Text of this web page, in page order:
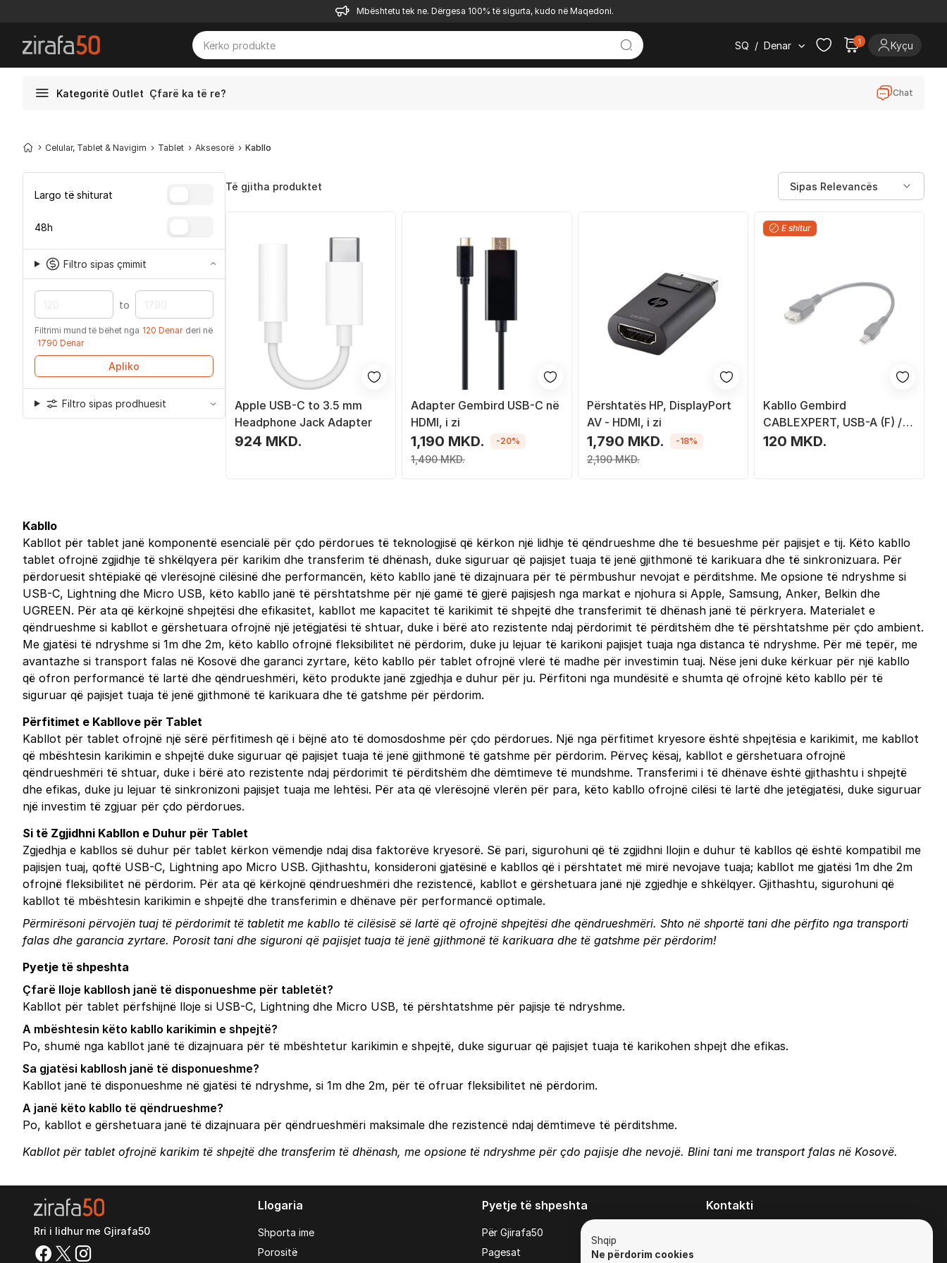
Mbështetu tek ne. Dërgesa 100% të sigurta, kudo në Maqedoni.
SQ / Denar 1 Kyçu
Kategoritë Outlet Çfarë ka të re? Chat
Celular, Tablet & Navigim Tablet Aksesorë Kabllo
Largo të shiturat
48h
Filtro sipas çmimit
to
Filtrimi mund të bëhet nga 120 Denar deri në
1790 Denar
Apliko
Filtro sipas prodhuesit
Të gjitha produktet
Apple USB-C to 3.5 mm
Headphone Jack Adapter
924 MKD.
Adapter Gembird USB-C në
HDMI, i zi
1,190 MKD.
1,490 MKD.
-20%
Përshtatës HP, DisplayPort
AV - HDMI, i zi
1,790 MKD.
2,190 MKD.
-18%
E shitur
Kabllo Gembird
CABLEXPERT, USB-A (F) /
Micro USB (M), OTG, për
120 MKD.
Kabllo
Kabllot për tablet janë komponentë esencialë për çdo përdorues të teknologjisë që kërkon një lidhje të qëndrueshme dhe të besueshme për pajisjet e tij. Këto kabllo
tablet ofrojnë zgjidhje të shkëlqyera për karikim dhe transferim të dhënash, duke siguruar që pajisjet tuaja të jenë gjithmonë të karikuara dhe të sinkronizuara. Për
përdoruesit shtëpiakë që vlerësojnë cilësinë dhe performancën, këto kabllo janë të dizajnuara për të përmbushur nevojat e përditshme. Me opsione të ndryshme si
USB-C, Lightning dhe Micro USB, këto kabllo janë të përshtatshme për një gamë të gjerë pajisjesh nga markat e njohura si Apple, Samsung, Anker, Belkin dhe
UGREEN. Për ata që kërkojnë shpejtësi dhe efikasitet, kabllot me kapacitet të karikimit të shpejtë dhe transferimit të dhënash janë të përkryera. Materialet e
qëndrueshme si kabllot e gërshetuara ofrojnë një jetëgjatësi të shtuar, duke i bërë ato rezistente ndaj përdorimit të përditshëm dhe të përshtatshme për çdo ambient.
Me gjatësi të ndryshme si 1m dhe 2m, këto kabllo ofrojnë fleksibilitet në përdorim, duke ju lejuar të karikoni pajisjet tuaja nga distanca të ndryshme. Për më tepër, me
avantazhe si transport falas në Kosovë dhe garanci zyrtare, këto kabllo për tablet ofrojnë vlerë të madhe për investimin tuaj. Nëse jeni duke kërkuar për një kabllo
që ofron performancë të lartë dhe qëndrueshmëri, këto produkte janë zgjedhja e duhur për ju. Përfitoni nga mundësitë e shumta që ofrojnë këto kabllo për të
siguruar që pajisjet tuaja të jenë gjithmonë të karikuara dhe të gatshme për përdorim.
Përfitimet e Kabllove për Tablet
Kabllot për tablet ofrojnë një sërë përfitimesh që i bëjnë ato të domosdoshme për çdo përdorues. Një nga përfitimet kryesore është shpejtësia e karikimit, me kabllot
që mbështesin karikimin e shpejtë duke siguruar që pajisjet tuaja të jenë gjithmonë të gatshme për përdorim. Përveç kësaj, kabllot e gërshetuara ofrojnë
qëndrueshmëri të shtuar, duke i bërë ato rezistente ndaj përdorimit të përditshëm dhe dëmtimeve të mundshme. Transferimi i të dhënave është gjithashtu i shpejtë
dhe efikas, duke ju lejuar të sinkronizoni pajisjet tuaja me lehtësi. Për ata që vlerësojnë vlerën për para, këto kabllo ofrojnë cilësi të lartë dhe jetëgjatësi, duke siguruar
një investim të zgjuar për çdo përdorues.
Si të Zgjidhni Kabllon e Duhur për Tablet
Zgjedhja e kabllos së duhur për tablet kërkon vëmendje ndaj disa faktorëve kryesorë. Së pari, sigurohuni që të zgjidhni llojin e duhur të kabllos që është kompatibil me
pajisjen tuaj, qoftë USB-C, Lightning apo Micro USB. Gjithashtu, konsideroni gjatësinë e kabllos që i përshtatet më mirë nevojave tuaja; kabllot me gjatësi 1m dhe 2m
ofrojnë fleksibilitet në përdorim. Për ata që kërkojnë qëndrueshmëri dhe rezistencë, kabllot e gërshetuara janë një zgjedhje e shkëlqyer. Gjithashtu, sigurohuni që
kabllot të mbështesin karikimin e shpejtë dhe transferimin e dhënave për performancë optimale.
Përmirësoni përvojën tuaj të përdorimit të tabletit me kabllo të cilësisë së lartë që ofrojnë shpejtësi dhe qëndrueshmëri. Shto në shportë tani dhe përfito nga transporti
falas dhe garancia zyrtare. Porosit tani dhe siguroni që pajisjet tuaja të jenë gjithmonë të karikuara dhe të gatshme për përdorim!
Pyetje të shpeshta
Çfarë lloje kabllosh janë të disponueshme për tabletët?
Kabllot për tablet përfshijnë lloje si USB-C, Lightning dhe Micro USB, të përshtatshme për pajisje të ndryshme.
A mbështesin këto kabllo karikimin e shpejtë?
Po, shumë nga kabllot janë të dizajnuara për të mbështetur karikimin e shpejtë, duke siguruar që pajisjet tuaja të karikohen shpejt dhe efikas.
Sa gjatësi kabllosh janë të disponueshme?
Kabllot janë të disponueshme në gjatësi të ndryshme, si 1m dhe 2m, për të ofruar fleksibilitet në përdorim.
A janë këto kabllo të qëndrueshme?
Po, kabllot e gërshetuara janë të dizajnuara për qëndrueshmëri maksimale dhe rezistencë ndaj dëmtimeve të përditshme.
Kabllot për tablet ofrojnë karikim të shpejtë dhe transferim të dhënash, me opsione të ndryshme për çdo pajisje dhe nevojë. Blini tani me transport falas në Kosovë.
Rri i lidhur me Gjirafa50
Llogaria
Shporta ime
Porositë
Pyetje të shpeshta
Për Gjirafa50
Pagesat
Kontakti
Shqip
Ne përdorim cookies